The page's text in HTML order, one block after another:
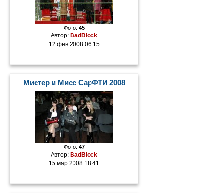
Фото: 45
Автор: BadBlock
12 фев 2008 06:15
Мистер и Мисс СарФТИ 2008
Фото: 47
Автор: BadBlock
15 мар 2008 18:41